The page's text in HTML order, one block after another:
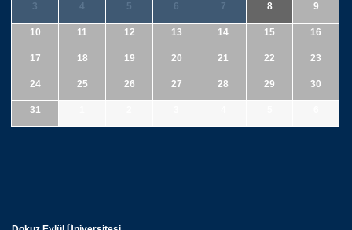
3 4 5 6 7 8 9
10 11 12 13 14 15 16
17 18 19 20 21 22 23
24 25 26 27 28 29 30
31